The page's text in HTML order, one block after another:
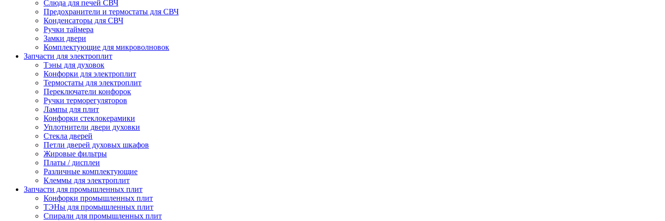
Слюда для печей СВЧ
Предохранители и термостаты для СВЧ
Конденсаторы для СВЧ
Ручки таймера
Замки двери
Комплектующие для микроволновок
Запчасти для электроплит
Тэны для духовок
Конфорки для электроплит
Термостаты для электроплит
Переключатели конфорок
Ручки терморегуляторов
Лампы для плит
Конфорки стеклокерамики
Уплотнители двери духовки
Стекла дверей
Петли дверей духовых шкафов
Жировые фильтры
Платы / дисплеи
Различные комплектующие
Клеммы для электроплит
Запчасти для промышленных плит
Конфорки промышленных плит
ТЭНы для промышленных плит
Спирали для промышленных плит